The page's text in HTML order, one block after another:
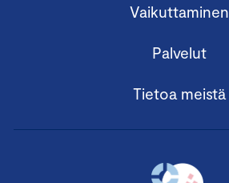
Vaikuttaminen
Palvelut
Tietoa meistä